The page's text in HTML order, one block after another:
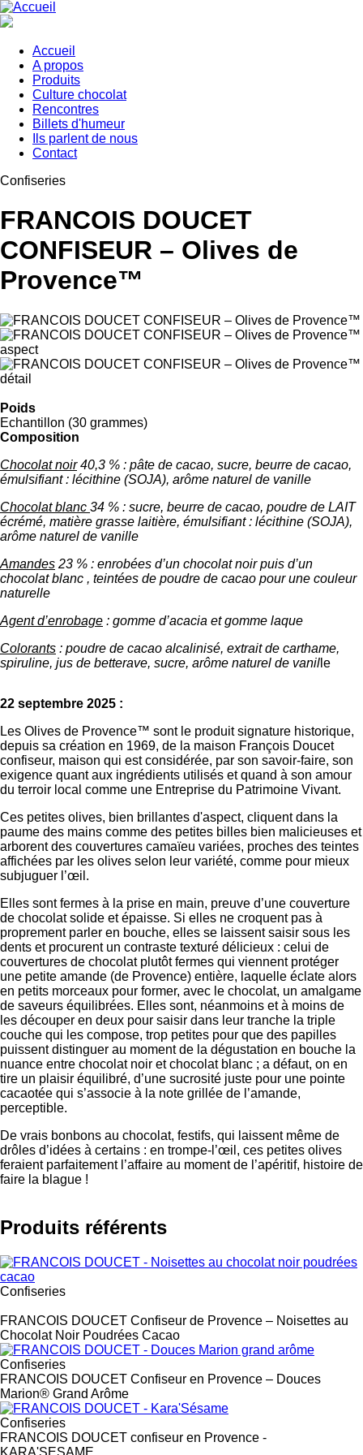
Aller
au
principal
Main
navigation
Accueil
A propos
Produits
Culture chocolat
Rencontres
Billets d'humeur
Ils parlent de nous
Contact
Confiseries
FRANCOIS DOUCET
CONFISEUR – Olives de
Provence™
Poids
Echantillon (30 grammes)
Composition
Chocolat noir40,3 % : pâte de cacao, sucre, beurre de cacao,
émulsifiant : lécithine (SOJA), arôme naturel de vanille
Chocolat blanc 34 % : sucre, beurre de cacao, poudre de LAIT
écrémé, matière grasse laitière, émulsifiant : lécithine (SOJA),
arôme naturel de vanille
Amandes 23 % : enrobées d’un chocolat noir puis d’un
chocolat blanc , teintées de poudre de cacao pour une couleur
naturelle
Agent d’enrobage : gomme d’acacia et gomme laque
Colorants : poudre de cacao alcalinisé, extrait de carthame,
spiruline, jus de betterave, sucre, arôme naturel de vanil le
22 septembre 2025 :
Les Olives de Provence™ sont le produit signature historique,
depuis sa création en 1969, de la maison François Doucet
confiseur, maison qui est considérée, par son savoir-faire, son
exigence quant aux ingrédients utilisés et quand à son amour
du terroir local comme une Entreprise du Patrimoine Vivant.
Ces petites olives, bien brillantes d'aspect, cliquent dans la
paume des mains comme des petites billes bien malicieuses et
arborent des couvertures camaïeu variées, proches des teintes
affichées par les olives selon leur variété, comme pour mieux
subjuguer l’œil.
Elles sont fermes à la prise en main, preuve d’une couverture
de chocolat solide et épaisse. Si elles ne croquent pas à
proprement parler en bouche, elles se laissent saisir sous les
dents et procurent un contraste texturé délicieux : celui de
couvertures de chocolat plutôt fermes qui viennent protéger
une petite amande (de Provence) entière, laquelle éclate alors
en petits morceaux pour former, avec le chocolat, un amalgame
de saveurs équilibrées. Elles sont, néanmoins et à moins de
les découper en deux pour saisir dans leur tranche la triple
couche qui les compose, trop petites pour que des papilles
puissent distinguer au moment de la dégustation en bouche la
nuance entre chocolat noir et chocolat blanc ; a défaut, on en
tire un plaisir équilibré, d’une sucrosité juste pour une pointe
cacaotée qui s’associe à la note grillée de l’amande,
perceptible.
De vrais bonbons au chocolat, festifs, qui laissent même de
drôles d’idées à certains : en trompe-l’œil, ces petites olives
feraient parfaitement l’affaire au moment de l’apéritif, histoire de
faire la blague !
Produits référents
Confiseries
FRANCOIS DOUCET Confiseur de Provence – Noisettes au
Chocolat Noir Poudrées Cacao
Confiseries
FRANCOIS DOUCET Confiseur en Provence – Douces
Marion® Grand Arôme
Confiseries
FRANCOIS DOUCET confiseur en Provence -
KARA'SESAME